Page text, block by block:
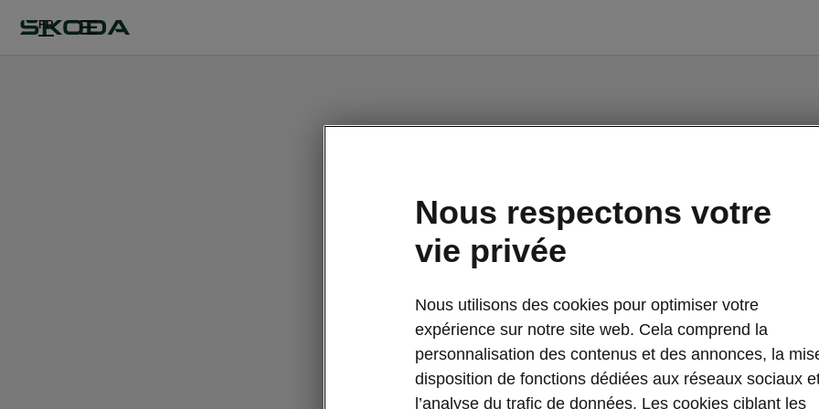
FR
Infotainment Plus
Nous respectons votre
vie privée
Nous utilisons des cookies pour optimiser votre
expérience sur notre site web. Cela comprend la
personnalisation des contenus et des annonces, la
disposition de fonctions dédiées aux réseaux sociaux
l’analyse du trafic de données. Les cookies ciblant les